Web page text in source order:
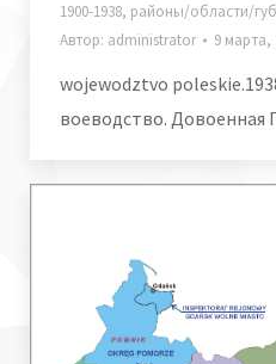
1900-1938, районы/области/
Автор: administrator 9 марта,
wojewodztvo
воеводство. Довоенная